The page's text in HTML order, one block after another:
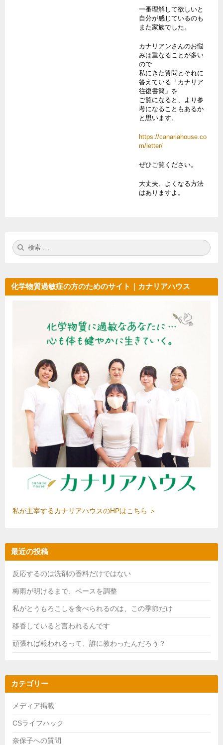
一番理解して欲しいと
自分が感じているのも
また家族でした。
カナリアンさんのお悩
みは重なることが多い
ので
私にきた質問とそれに
答えている「カナリア
往復書簡」を
ご覧になると、より参
考になることもあるか
と思います。
https://canariahouse.co
m/letter/
ぜひご覧ください。
大丈夫、よくなる方法
はありますよ。
検
索:
化学物質過敏症の方のためのサイト｜カナリアハウス
私が主宰するカナリアハウスのHPはこちら ＞
最近の投稿
反応するのは洗剤の香料だけではない
梅雨が明けるまで、ペースを調整
私がとうもろこしを食べられるのは、この季節だけ
移香していると言われるんです
頑張れば報われるって、誰に教わったんだろう？
カテゴリー
メディア掲載
CSライフハック
奈保子への質問